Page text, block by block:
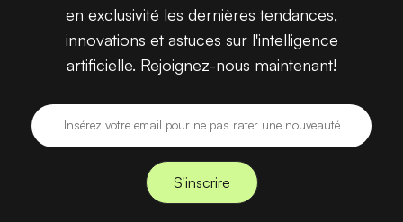
en exclusivité les dernières tendances,
innovations et astuces sur l'intelligence
artificielle. Rejoignez-nous maintenant!